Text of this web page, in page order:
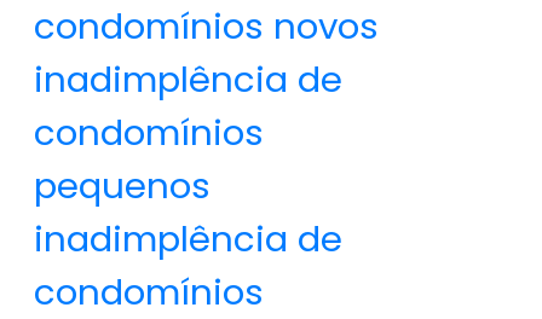
condomínios novos
inadimplência de
condomínios
pequenos
inadimplência de
condomínios